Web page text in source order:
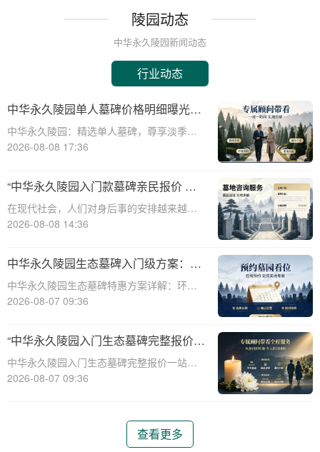
陵园动态
中华永久陵园新闻动态
行业动态
中华永久陵园单人墓碑价格明细曝光：
淡季下单立省数千，限时优惠深度解析
中华永久陵园：精选单人墓碑，尊享淡季限
时优惠☎ 中华永久陵园电话:400-838-5063
始终以提供高品质的墓碑产品和服务为己
任。本文将全面解析中华永久陵园多款
2026-08-08 17:36
“中华永久陵园入门款墓碑亲民报价 一
次性付清享折上折：超值优惠与便捷选
择的完美结合”
在现代社会，人们对身后事的安排越来越重
视，而墓碑作为逝者最后的尊严象征，其选
为中国领先的陵园品牌，始终致力于为家属
提供高品质、个性化的墓碑选择，同时注重
亲民价格和
2026-08-08 14:36
中华永久陵园生态墓碑入门级方案：完
整报价与一站式服务打包特惠解析
中华永久陵园生态墓碑特惠方案详解：环
保、经济、个性化选择☎ 中华永久陵园电
提升，选择一个环保且经济的陵园及墓碑成
为许多家庭的考虑。中华永久陵园，作
2026-08-07 09:36
“中华永久陵园入门生态墓碑完整报价
一站式服务打包特惠详解”
中华永久陵园入门生态墓碑完整报价一站式
服务打包特惠详解☎ 中华永久陵园电话:400-
碑服务。生态墓碑作为一种环保、
2026-08-07 09:36
查看更多